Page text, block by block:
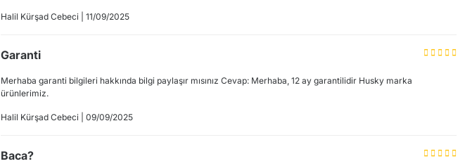
Halil Kürşad Cebeci | 11/09/2025
Garanti
Merhaba garanti bilgileri hakkında bilgi paylaşır mısınız Cevap: Merhaba, 12 ay garantilidir Husky marka
ürünlerimiz.
Halil Kürşad Cebeci | 09/09/2025
Baca?